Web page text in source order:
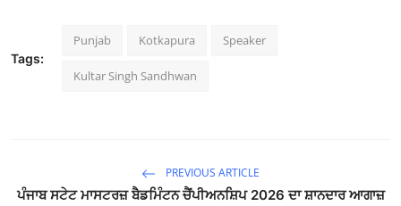
Tags:
Punjab Kotkapura Speaker
Kultar Singh Sandhwan
PREVIOUS ARTICLE
ਪੰਜਾਬ ਸਟੇਟ ਮਾਸਟਰਜ਼ ਬੈਡਮਿੰਟਨ ਚੈਂਪੀਅਨਸ਼ਿਪ 2026 ਦਾ ਸ਼ਾਨਦਾਰ ਆਗਾਜ਼